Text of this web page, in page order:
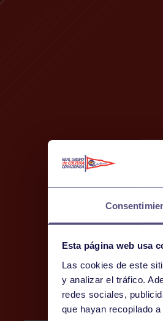
Esta página web usa
Las cookies de este
y analizar el tráfico.
redes sociales,
que hayan recopilado